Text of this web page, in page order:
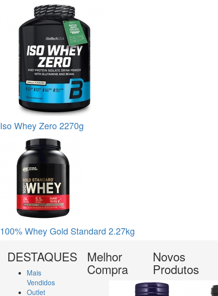
Iso Whey Zero 2270g
100% Whey Gold Standard 2.27kg
DESTAQUES
Mais
Vendidos
Outlet
Melhor
Compra
Novos
Produtos